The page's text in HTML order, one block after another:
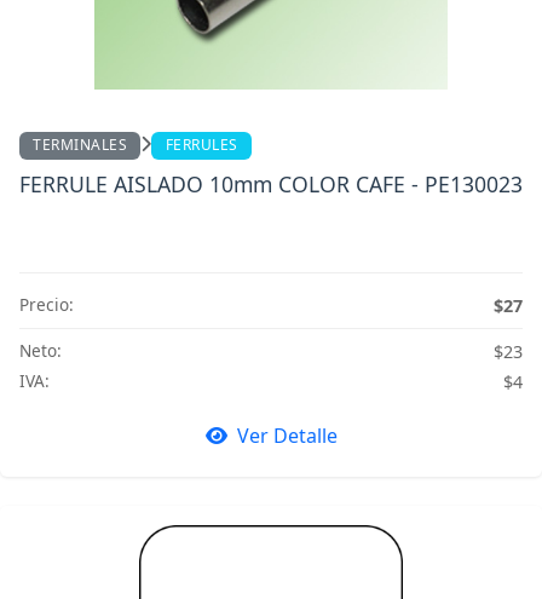
TERMINALES FERRULES
FERRULE AISLADO 10mm COLOR CAFE - PE130023
Precio:
$27
Neto:
$23
IVA:
$4
Ver Detalle